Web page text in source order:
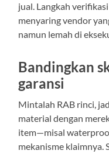
jual. Langkah
menyaring vendor
namun lemah di
Bandingkan
garansi
Mintalah RAB rinci,
material dengan
item—misal
mekanisme klaimnya.